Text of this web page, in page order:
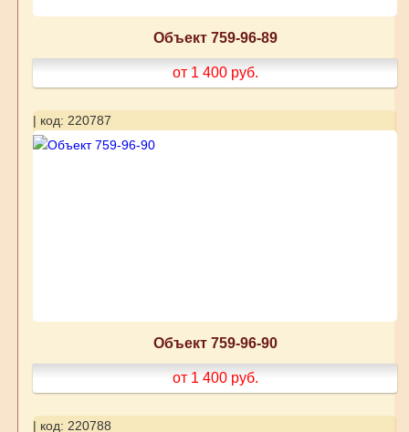
Объект 759-96-89
от 1 400 руб.
| код: 220787
Объект 759-96-90
от 1 400 руб.
| код: 220788